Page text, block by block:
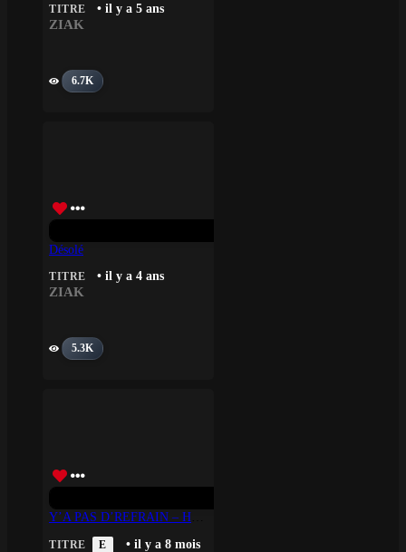
TITRE • il y a 5 ans
ZIAK
6.7K
Désolé
TITRE • il y a 4 ans
ZIAK
5.3K
TITRE E • il y a 8 mois